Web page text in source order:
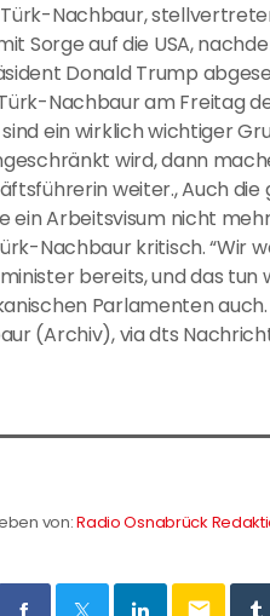
Nachbaur,
Sorge auf die USA,
Donald Trump
Nachbaur am Freitag
sind ein wirklich wichtiger
wird, dann
weiter., Auch
ein Arbeitsvisum nicht
Nachbaur kritisch. “Wir
bereits, und das tun
Parlamenten
(Archiv), via dts
von:Radio Osnabrück
email